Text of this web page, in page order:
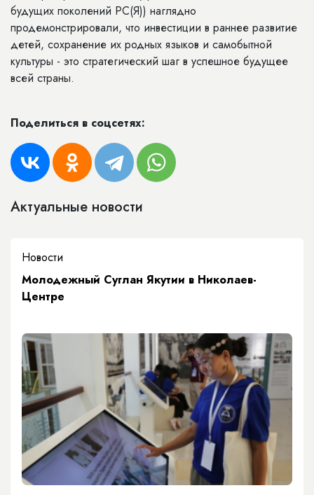
будущих поколений РС(Я)) наглядно
продемонстрировали, что инвестиции в раннее развитие
детей, сохранение их родных языков и самобытной
культуры - это стратегический шаг в успешное будущее
всей страны.
Поделиться в соцсетях:
Актуальные новости
Новости
Молодежный Суглан Якутии в Николаев-
Центре